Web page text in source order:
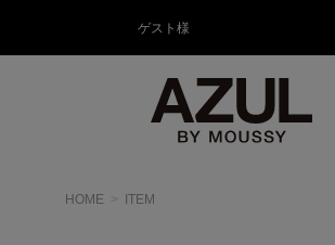
ゲスト様
HOME ITEM